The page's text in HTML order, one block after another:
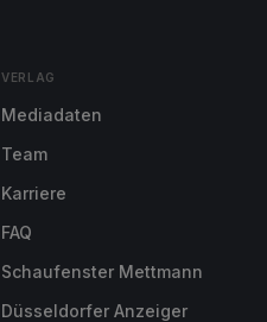
VERLAG
Mediadaten
Team
Karriere
FAQ
Schaufenster Mettmann
Düsseldorfer Anzeiger